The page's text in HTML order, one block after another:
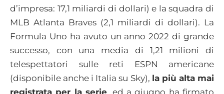
d’impresa: 17,1 miliardi di dollari) e la squadra di
MLB Atlanta Braves (2,1 miliardi di dollari). La
Formula Uno ha avuto un anno 2022 di grande
successo, con una media di 1,21 milioni di
telespettatori sulle reti ESPN americane
(disponibile anche i Italia su Sky), la più alta mai
registrata per la serie, ed a giugno ha firmato